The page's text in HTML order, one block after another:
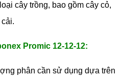
cây trồng, bao gồm cây cỏ,
Promic 12-12-12:
phân cần sử dụng dựa trên